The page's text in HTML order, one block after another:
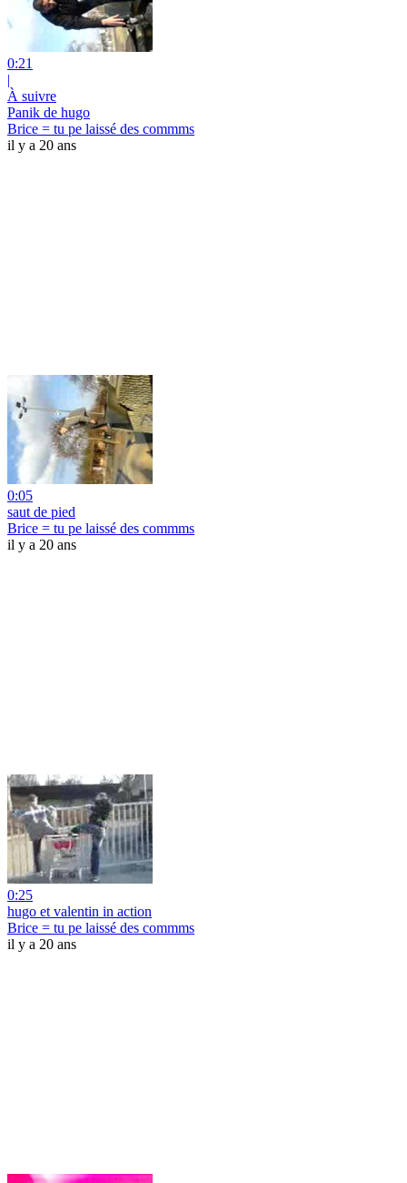
0:21
|
À suivre
Panik de hugo
Brice = tu pe laissé des commms
il y a 20 ans
0:05
saut de pied
Brice = tu pe laissé des commms
il y a 20 ans
0:25
hugo et valentin in action
Brice = tu pe laissé des commms
il y a 20 ans